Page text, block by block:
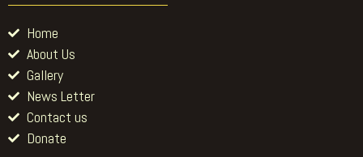
Home
About Us
Gallery
News Letter
Contact us
Donate